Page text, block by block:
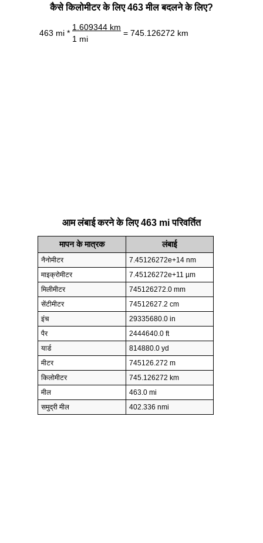
कैसे किलोमीटर के लिए 463 मील बदलने के लिए?
463 mi *
1.609344 km
= 745.126272 km
1 mi
आम लंबाई करने के लिए 463 mi परिवर्तित
मापन के मात्रक लंबाई
नैनोमीटर
7.45126272e+14 nm
माइक्रोमीटर
7.45126272e+11 µm
मिलीमीटर
745126272.0 mm
सेंटीमीटर
74512627.2 cm
इंच
29335680.0 in
पैर
2444640.0 ft
यार्ड
814880.0 yd
मीटर
745126.272 m
किलोमीटर
745.126272 km
मील
463.0 mi
समुद्री मील
402.336 nmi